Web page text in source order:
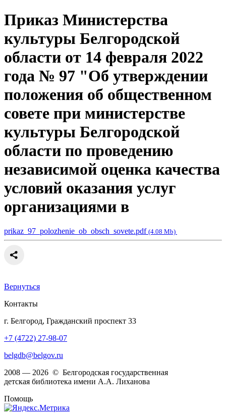
Приказ Министерства
культуры Белгородской
области от 14 февраля 2022
года № 97 "Об утверждении
положения об общественном
совете при министерстве
культуры Белгородской
области по проведению
независимой оценка качества
условий оказания услуг
организациями в
prikaz_97_polozhenie_ob_obsch_sovete.pdf (4.08 Mb)
Вернуться
Контакты
г. Белгород, Гражданский проспект 33
+7 (4722) 27-98-07
belgdb@belgov.ru
2008 — 2026 © Белгородская государственная
детская библиотека имени А.А. Лиханова
Помощь